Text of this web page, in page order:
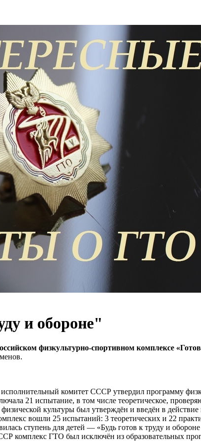
и обороне"
физкультурно-спортивном комплексе
комитет СССР утвердил программу
21 испытание, в том числе теоретическое,
культуры был утверждён и введён в
вошли 25 испытаний: 3 теоретических и 22
ступень для детей — «Будь готов к труду и
комплекс ГТО был исключён из образовательных